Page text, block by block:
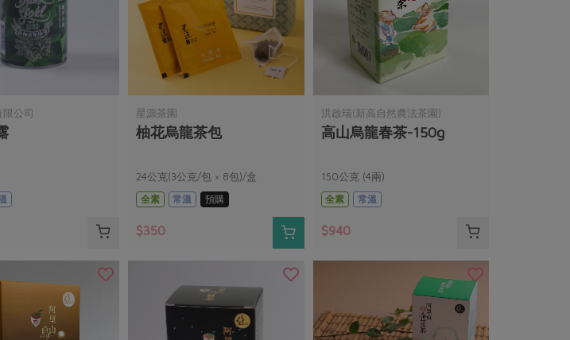
限公司 星源茶園
柚花烏龍茶包
24公克(3公克/包 × 8包)/盒
全素
常溫 預購
$350
洪啟瑞(新高自然農法茶園)
高山烏龍春茶-150g
150公克 (4兩)
全素
常溫
$940